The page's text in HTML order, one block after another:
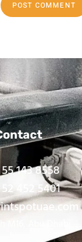
143 8558
52 452 5401
M16, Abu Dhabi